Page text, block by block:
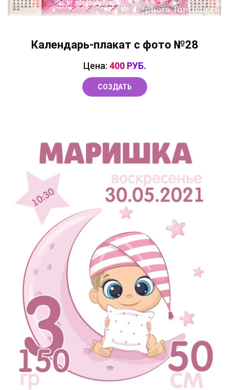
Календарь-плакат с фото №28
Цена: 400 РУБ.
СОЗДАТЬ